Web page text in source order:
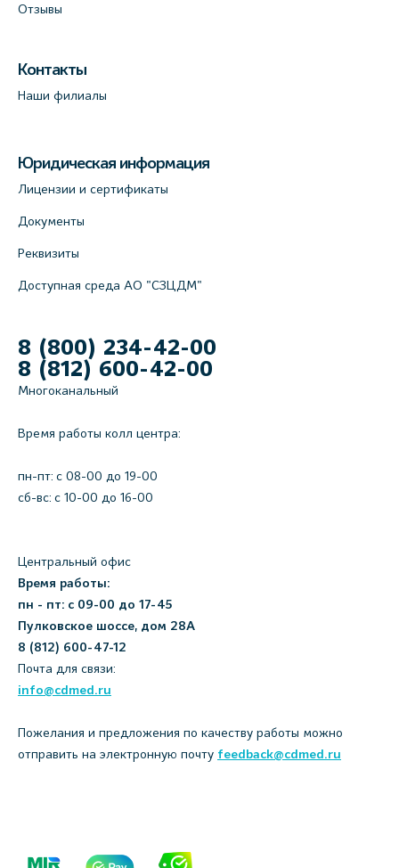
Отзывы
Контакты
Наши филиалы
Юридическая информация
Лицензии и сертификаты
Документы
Реквизиты
Доступная среда АО "СЗЦДМ"
8 (800) 234-42-00
8 (812) 600-42-00
Многоканальный
Время работы колл центра:
пн-пт: c 08-00 до 19-00
сб-вс: с 10-00 до 16-00
Центральный офис
Время работы:
пн - пт: с 09-00 до 17-45
Пулковское шоссе, дом 28А
8 (812) 600-47-12
Почта для связи:
info@cdmed.ru
Пожелания и предложения по качеству работы можно
отправить на электронную почту feedback@cdmed.ru